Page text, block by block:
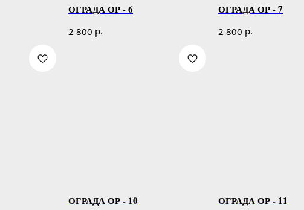
ОГРАДА ОР - 6
2 800 р.
ОГРАДА ОР - 7
2 800 р.
ОГРАДА ОР - 10 ОГРАДА ОР - 11